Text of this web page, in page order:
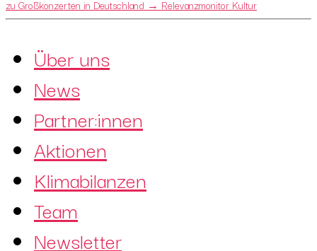
zu Großkonzerten in Deutschland → Relevanzmonitor Kultur
Über uns
News
Partner:innen
Aktionen
Klimabilanzen
Team
Newsletter